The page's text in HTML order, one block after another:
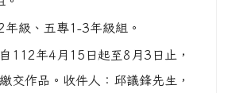
級、五專1-3年級組。
112年4月15日起至8月3日止，
交作品。收件人：邱議鋒先生，